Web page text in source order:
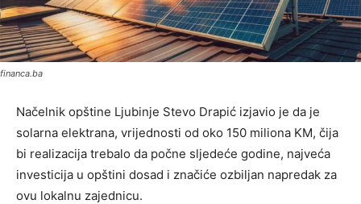
financa.ba
Načelnik opštine Ljubinje Stevo Drapić izjavio je da je
solarna elektrana, vrijednosti od oko 150 miliona KM, čija
bi realizacija trebalo da počne sljedeće godine, najveća
investicija u opštini dosad i značiće ozbiljan napredak za
ovu lokalnu zajednicu.